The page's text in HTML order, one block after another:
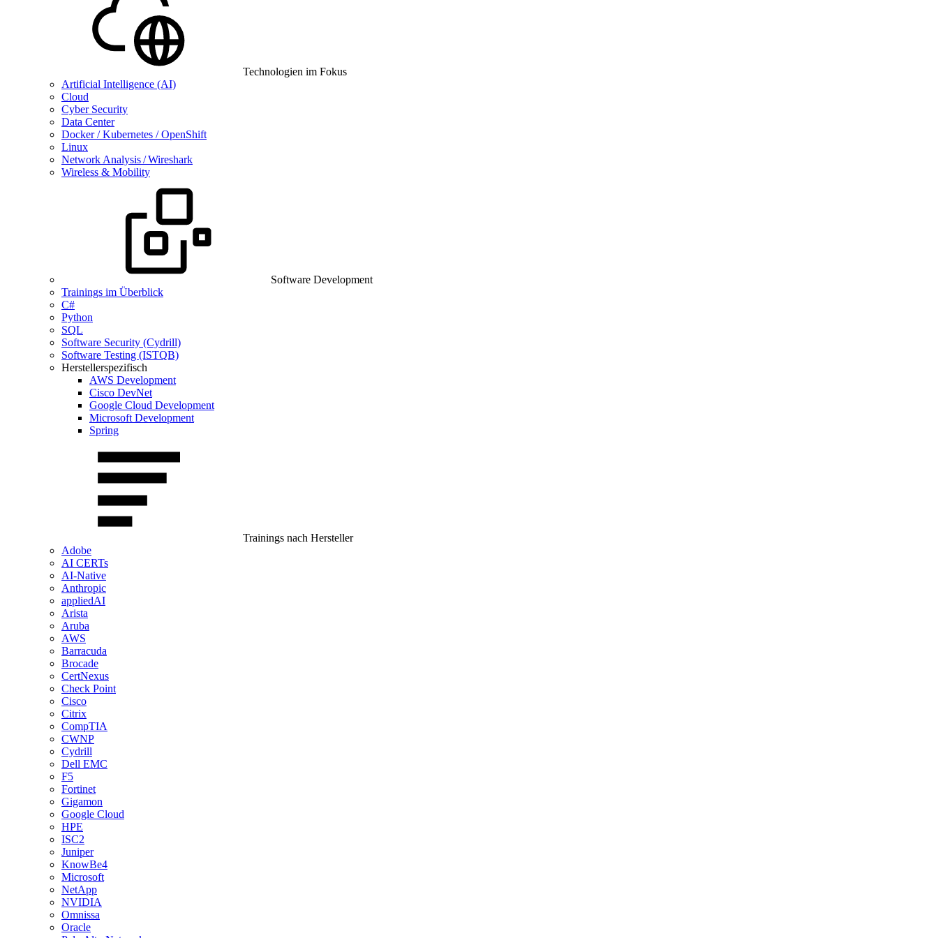
Technologien im Fokus
Artificial Intelligence (AI)
Cloud
Cyber Security
Data Center
Docker / Kubernetes / OpenShift
Linux
Network Analysis / Wireshark
Wireless & Mobility
Software Development
Trainings im Überblick
C#
Python
SQL
Software Security (Cydrill)
Software Testing (ISTQB)
Herstellerspezifisch
AWS Development
Cisco DevNet
Google Cloud Development
Microsoft Development
Spring
Trainings nach Hersteller
Adobe
AI CERTs
AI-Native
Anthropic
appliedAI
Arista
Aruba
AWS
Barracuda
Brocade
CertNexus
Check Point
Cisco
Citrix
CompTIA
CWNP
Cydrill
Dell EMC
F5
Fortinet
Gigamon
Google Cloud
HPE
ISC2
Juniper
KnowBe4
Microsoft
NetApp
NVIDIA
Omnissa
Oracle